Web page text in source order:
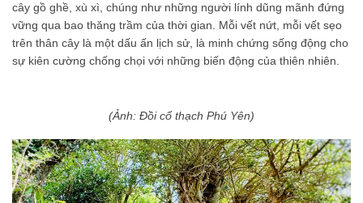
cây gồ ghề, xù xì, chúng như những người lính dũng mãnh đứng
vững qua bao thăng trầm của thời gian. Mỗi vết nứt, mỗi vết sẹo
trên thân cây là một dấu ấn lịch sử, là minh chứng sống động cho
sự kiên cường chống chọi với những biến động của thiên nhiên.
(Ảnh: Đồi cổ thạch Phú Yên)